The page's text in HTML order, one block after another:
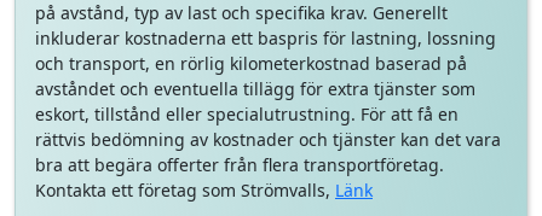
på avstånd, typ av last och specifika krav. Generellt
inkluderar kostnaderna ett baspris för lastning, lossning
och transport, en rörlig kilometerkostnad baserad på
avståndet och eventuella tillägg för extra tjänster som
eskort, tillstånd eller specialutrustning. För att få en
rättvis bedömning av kostnader och tjänster kan det vara
bra att begära offerter från flera transportföretag.
Kontakta ett företag som Strömvalls, Länk